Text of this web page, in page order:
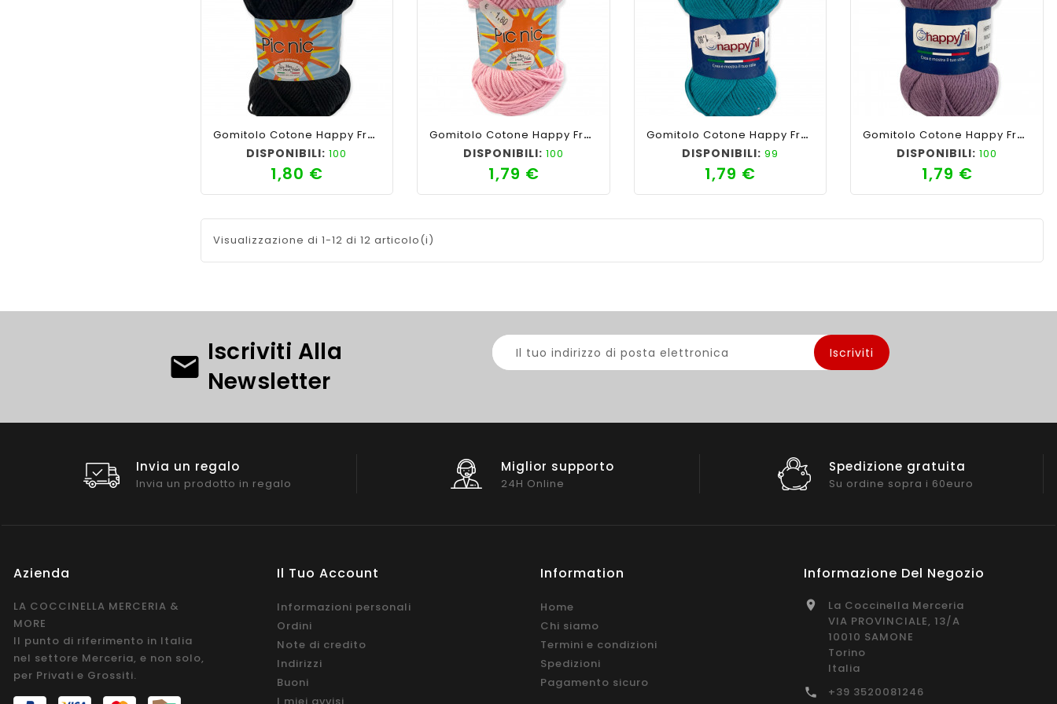
shopping_cart favorite_border cached visibility
Gomitolo Cotone Happy Fresh Picnic 50gr, Nero N°19
DISPONIBILI: 100
1,80 €Prezzo
favorite_border cached
Gomitolo Cotone Happy Fresh Picnic 50gr, Rosa N°10
DISPONIBILI: 100
1,79 €Prezzo
favorite_border cached visibility
Gomitolo Cotone Happy Fresh Picnic 50gr, Turchese N°29
DISPONIBILI: 99
1,79 €
favorite_border cached visibility
Gomitolo Cotone Happy Fresh Picnic 50gr, Viola N°27
DISPONIBILI: 100
1,79 €Prezzo
Visualizzazione di 1-12 di 12 articolo(i)
Iscriviti Alla
Newsletter
Invia un regalo
Invia un prodotto in regalo
Miglior supporto Spedizione gratuita
Su ordine sopra i 60euro
Azienda
LA COCCINELLA MERCERIA &
MORE
Il punto di riferimento in Italia
nel settore Merceria, e non solo,
per Privati e Grossiti.
Il Tuo Account
Informazioni personali
Ordini
Note di credito
Indirizzi
Buoni
Information
Home
Chi siamo
Termini e condizioni
Spedizioni
Pagamento sicuro
Informazione Del Negozio

La Coccinella Merceria
VIA PROVINCIALE, 13/A
10010 SAMONE
Torino
Italia
 +39 3520081246